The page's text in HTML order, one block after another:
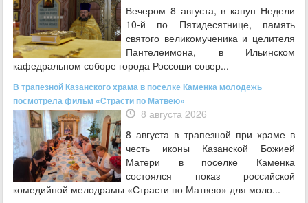
Вечером 8 августа, в канун Недели
10-й по Пятидесятнице, память
святого великомученика и целителя
Пантелеимона, в Ильинском
кафедральном соборе города Россоши совер...
В трапезной Казанского храма в поселке Каменка молодежь
посмотрела фильм «Страсти по Матвею»
8 августа 2026
8 августа в трапезной при храме в
честь иконы Казанской Божией
Матери в поселке Каменка
состоялся показ российской
комедийной мелодрамы «Страсти по Матвею» для моло...